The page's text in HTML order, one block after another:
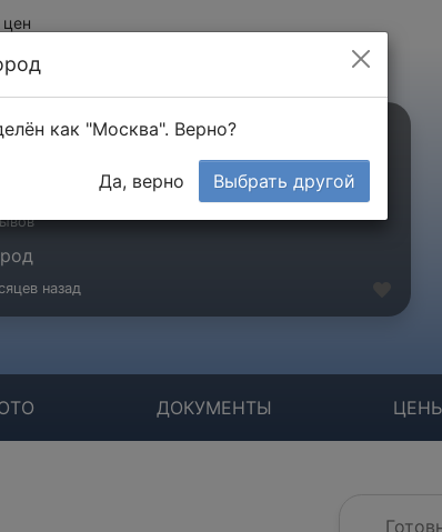
цен
назад
ДОКУМЕНТЫ
как "Москва". Верно?
Да, верно Выбрать другой